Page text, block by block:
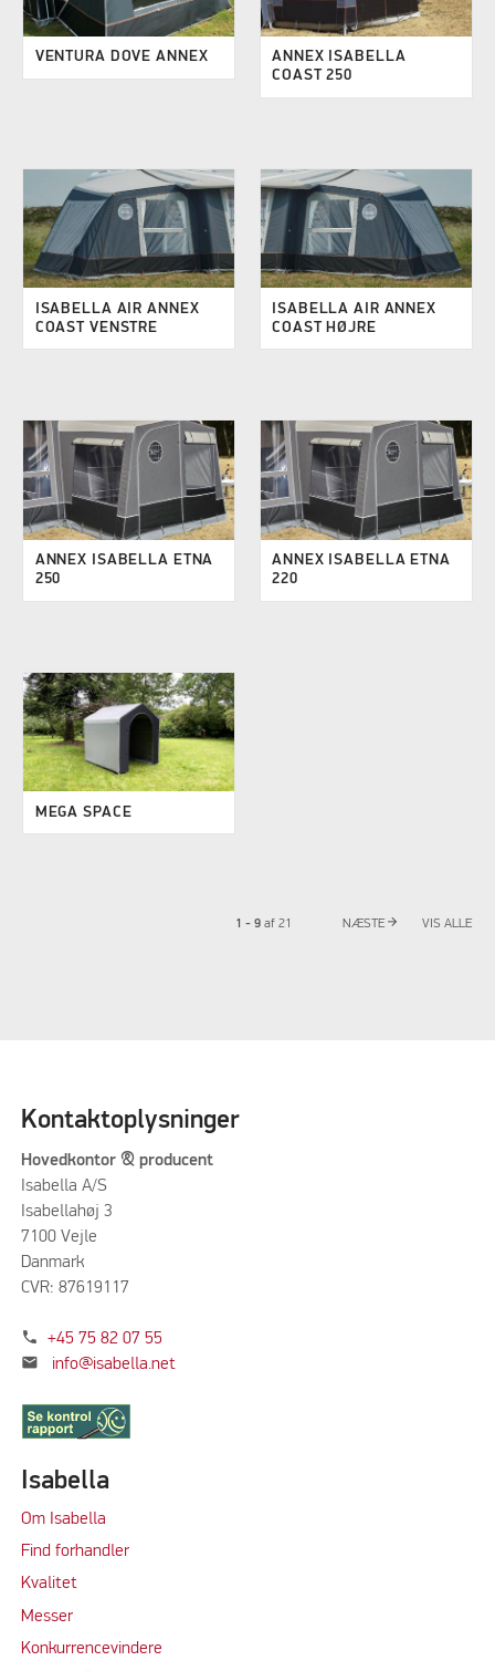
VENTURA DOVE ANNEX
ANNEX ISABELLA
COAST 250
ISABELLA AIR ANNEX
COAST VENSTRE
ISABELLA AIR ANNEX
COAST HØJRE
ANNEX ISABELLA ETNA
250
ANNEX ISABELLA ETNA
220
MEGA SPACE
1 - 9 af21 NÆSTE arrow_forward VIS ALLE
Kontaktoplysninger
Hovedkontor & producent
Isabella A/S
Isabellahøj 3
7100 Vejle
Danmark
CVR: 87619117
phone +45 75 82 07 55
mail info@isabella.net
Isabella
Om Isabella
Find forhandler
Kvalitet
Messer
Konkurrencevindere